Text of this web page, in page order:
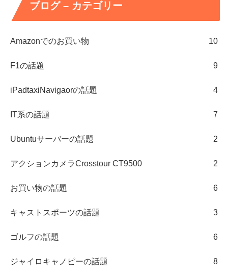
ブログ – カテゴリー
Amazonでのお買い物 10
F1の話題 9
iPadtaxiNavigaorの話題 4
IT系の話題 7
Ubuntuサーバーの話題 2
アクションカメラCrosstour CT9500 2
お買い物の話題 6
キャストスポーツの話題 3
ゴルフの話題 6
ジャイロキャノピーの話題 8